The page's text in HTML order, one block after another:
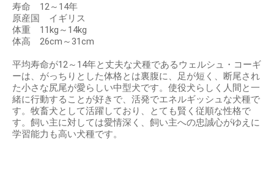
寿命 12～14年
原産国 イギリス
体重 11kg～14kg
体高 26cm～31cm
平均寿命が12～14年と丈夫な犬種であるウェルシュ・コーギ
ーは、がっちりとした体格とは裏腹に、足が短く、断尾され
た小さな尻尾が愛らしい中型犬です。使役犬らしく人間と一
緒に行動することが好きで、活発でエネルギッシュな犬種で
す。牧畜犬として活躍しており、とても賢く従順な性格で
す。飼い主に対しては愛情深く、飼い主への忠誠心がゆえに
学習能力も高い犬種です。